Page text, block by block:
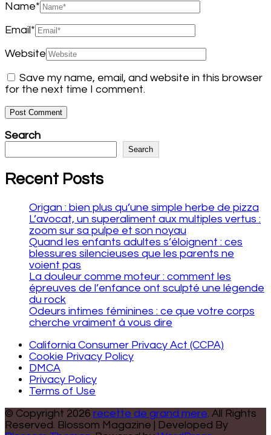
Name*
Email*
Website
Save my name, email, and website in this browser
for the next time I comment.
Search
Search
Recent Posts
Origan : bien plus qu’une simple herbe de pizza
L’avocat, un superaliment aux multiples vertus :
zoom sur sa pulpe et son noyau
Quand les enfants adultes s’éloignent : ces
blessures silencieuses que les parents ne
voient pas
La douleur comme moteur : comment les
épreuves de l’enfance ont sculpté une légende
du rock
Odeurs intimes féminines : ce que votre corps
cherche vraiment à vous dire
California Consumer Privacy Act (CCPA)
Cookie Privacy Policy
DMCA
Privacy Policy
Terms of Use
© Copyright 2026 recette de grand mere. All Rights
Reserved. Blossom Magazine | Developed By